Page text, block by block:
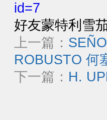
id=7
好友蒙特利雪
上一篇：
ROBUSTO 何
下一篇： H.